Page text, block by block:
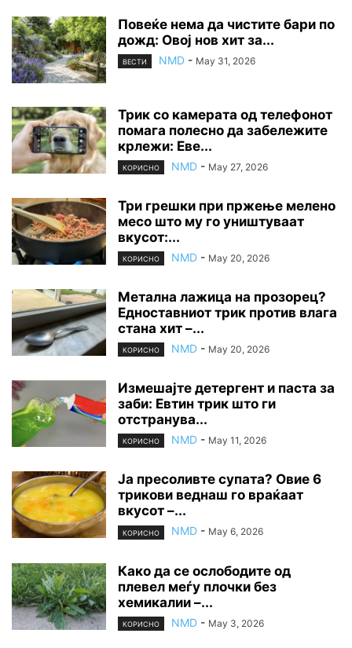
Повеќе нема да чистите бари по
дожд: Овој нов хит за...
ВЕСТИ NMD - May 31, 2026
Трик со камерата од телефонот
помага полесно да забележите
крлежи: Еве...
КОРИСНО NMD - May 27, 2026
Три грешки при пржење мелено
месо што му го уништуваат
вкусот:...
КОРИСНО NMD - May 20, 2026
Метална лажица на прозорец?
Едноставниот трик против влага
стана хит –...
КОРИСНО NMD - May 20, 2026
Измешајте детергент и паста за
заби: Евтин трик што ги
отстранува...
КОРИСНО NMD - May 11, 2026
Ја пресоливте супата? Овие 6
трикови веднаш го враќаат
вкусот –...
КОРИСНО NMD - May 6, 2026
Како да се ослободите од
плевел меѓу плочки без
хемикалии –...
КОРИСНО NMD - May 3, 2026